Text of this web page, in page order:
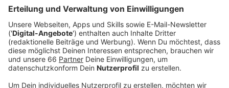
Veröffentlicht: Freitag, 02.10.2020 14:18
Anzeige
Deswegen gibt es zur Zeit im Luisenheim auch
Umbauarbeiten: Ein Wohnbereich wird komplett